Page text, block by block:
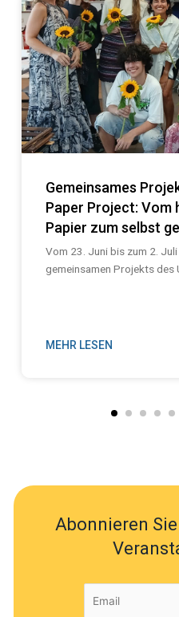
Gemeinsames
Paper Project: Vom
Papier zum selbst
Vom 23. Juni bis zum 2.
gemeinsamen Projekts des
MEHR LESEN
Abonnieren